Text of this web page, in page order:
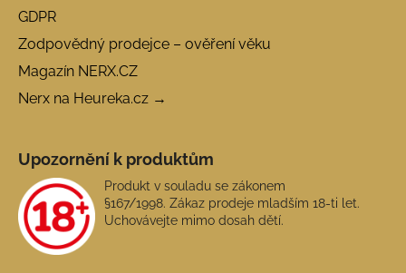
GDPR
Zodpovědný prodejce – ověření věku
Magazín NERX.CZ
Nerx na Heureka.cz →
Upozornění k produktům
Produkt v souladu se zákonem
§167/1998. Zákaz prodeje mladším 18-ti let.
Uchovávejte mimo dosah dětí.